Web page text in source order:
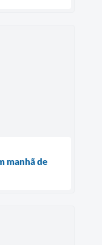
manhã de